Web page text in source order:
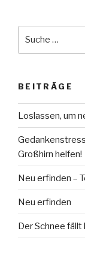
BEITRÄGE
Loslassen, um
Großhirn helfen!
Neu erfinden –
Neu erfinden
Der Schnee fällt